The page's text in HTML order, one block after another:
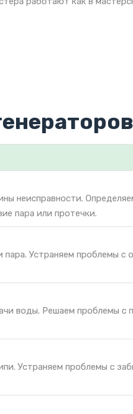
неисправности.
пара или протечки.
Устраняем проблемы с
воды. Решаем проблемы с
Устраняем проблемы с